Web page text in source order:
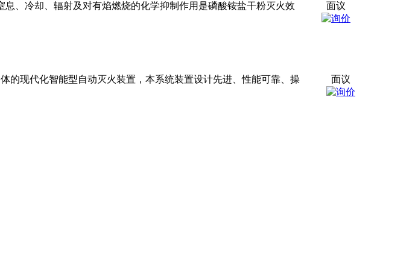
、冷却、辐射及对有焰燃烧的化学抑制作用是磷酸铵盐干粉灭火效
面议
的现代化智能型自动灭火装置，本系统装置设计先进、性能可靠、操
面议